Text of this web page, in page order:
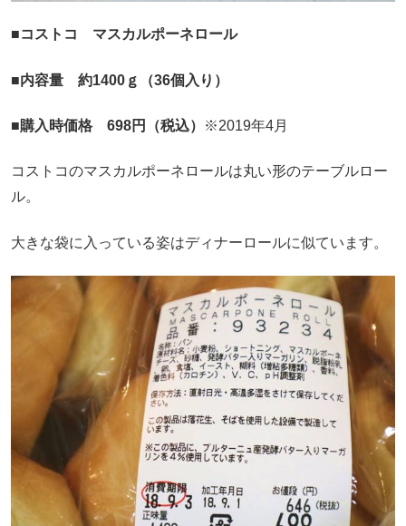
■コストコ マスカルポーネロール
■内容量 約1400ｇ（36個入り）
■購入時価格 698円（税込） ※2019年4月
コストコのマスカルポーネロールは丸い形のテーブルロー
ル。
大きな袋に入っている姿はディナーロールに似ています。